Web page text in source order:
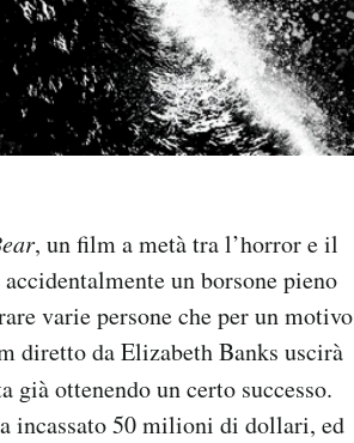
, un film a metà tra l’horror e il
un borsone pieno
varie persone che per un motivo
diretto da Elizabeth Banks uscirà
già ottenendo un certo successo.
incassato 50 milioni di dollari, ed